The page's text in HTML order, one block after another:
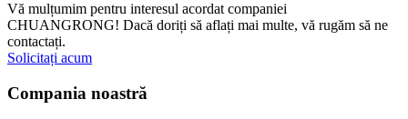
Vă mulțumim pentru interesul acordat companiei
CHUANGRONG! Dacă doriți să aflați mai multe, vă rugăm să ne
contactați.
Solicitați acum
Compania noastră